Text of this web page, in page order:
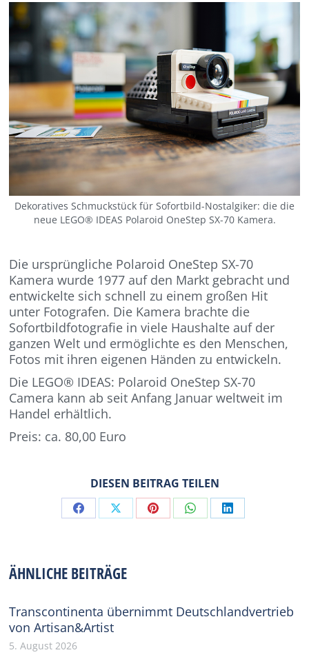
Dekoratives Schmuckstück für Sofortbild-Nostalgiker: die die
neue LEGO® IDEAS Polaroid OneStep SX-70 Kamera.
Die ursprüngliche Polaroid OneStep SX-70
Kamera wurde 1977 auf den Markt gebracht und
entwickelte sich schnell zu einem großen Hit
unter Fotografen. Die Kamera brachte die
Sofortbildfotografie in viele Haushalte auf der
ganzen Welt und ermöglichte es den Menschen,
Fotos mit ihren eigenen Händen zu entwickeln.
Die LEGO® IDEAS: Polaroid OneStep SX-70
Camera kann ab seit Anfang Januar weltweit im
Handel erhältlich.
Preis: ca. 80,00 Euro
DIESEN BEITRAG TEILEN
Share Share Share Share Share
ÄHNLICHE BEITRÄGE
Transcontinenta übernimmt Deutschlandvertrieb
von Artisan&Artist
5. August 2026